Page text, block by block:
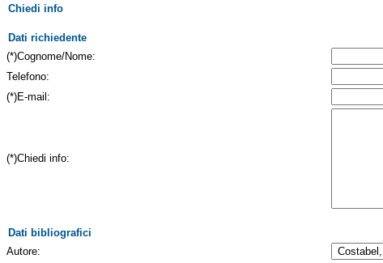
Chiedi info
Dati richiedente
(*)Cognome/Nome:
Telefono:
(*)E-mail:
(*)Chiedi info:
Dati bibliografici
Autore: